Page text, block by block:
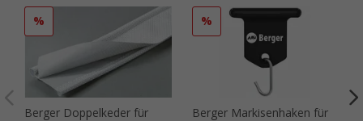
%
Berger Doppelkeder für
%
Berger Markisenhaken für